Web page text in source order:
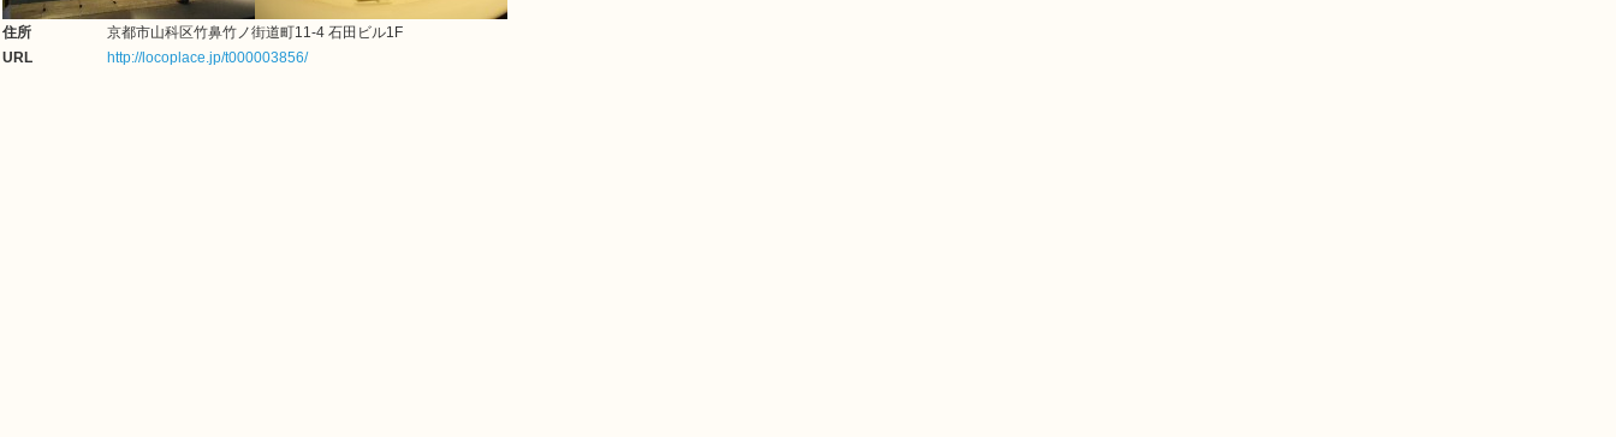
住所
京都市山科区竹鼻竹ノ街道町11-4 石田ビル1F
URL
http://locoplace.jp/t000003856/